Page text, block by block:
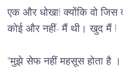
एक और धोखा! क्योंकि वो जिस
कोई और नहीं- मैं थी। खुद मैं !
"मुझे सेफ नहीं महसूस होता है